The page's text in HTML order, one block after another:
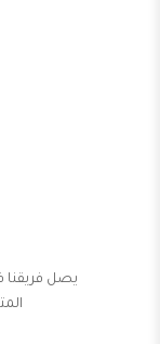
يصل فريقنا